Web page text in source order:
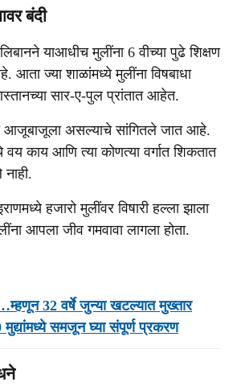
बंदी
याआधीच मुलींना 6 वीच्या पुढे शिक्षण
आता ज्या शाळांमध्ये मुलींना विषबाधा
सार-ए-पुल प्रांतात आहेत.
आजूबाजूला असल्याचे सांगितले जात आहे.
वय काय आणि त्या कोणत्या वर्गात शिकतात
हजारो मुलींवर विषारी हल्ला झाला
आपला जीव गमवावा लागला होता.
32 वर्षे जुन्या खटल्यात मुख्तार
समजून घ्या संपूर्ण प्रकरण